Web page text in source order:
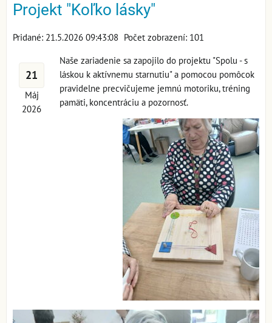
Projekt "Koľko lásky"
Pridané: 21.5.2026 09:43:08 Počet zobrazení: 101
21
Máj
2026
Naše zariadenie sa zapojilo do projektu "Spolu - s
láskou k aktívnemu starnutiu" a pomocou pomôcok
pravidelne precvičujeme jemnú motoriku, tréning
pamäti, koncentráciu a pozornosť.